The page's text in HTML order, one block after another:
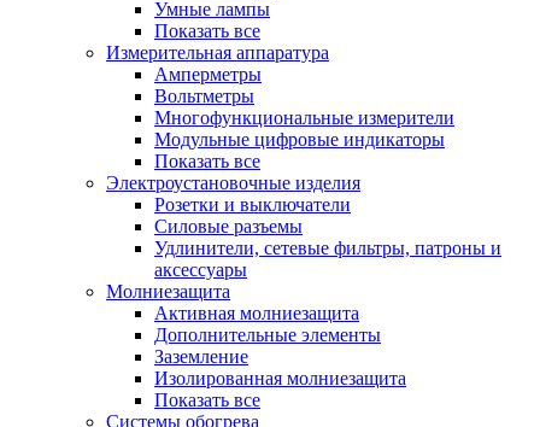
Умные лампы
Показать все
Измерительная аппаратура
Амперметры
Вольтметры
Многофункциональные измерители
Модульные цифровые индикаторы
Показать все
Электроустановочные изделия
Розетки и выключатели
Силовые разъемы
Удлинители, сетевые фильтры, патроны и
аксессуары
Молниезащита
Активная молниезащита
Дополнительные элементы
Заземление
Изолированная молниезащита
Показать все
Системы обогрева